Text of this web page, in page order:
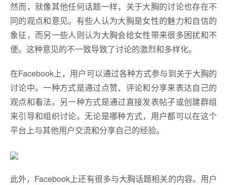
然而，就像其他任何话题一样，关于大胸的讨论也存在不
同的观点和意见。有些人认为大胸是女性的魅力和自信的
象征，而另一些人则认为大胸会给女性带来很多困扰和不
便。这种意见的不一致导致了讨论的激烈和多样化。
在Facebook上，用户可以通过各种方式参与到关于大胸的
讨论中。一种方式是通过点赞、评论和分享来表达自己的
观点和看法。另一种方式是通过直接发表帖子或创建群组
来引导和组织讨论。无论是哪种方式，用户都可以在这个
平台上与其他用户交流和分享自己的经验。
此外，Facebook上还有很多与大胸话题相关的内容。用户